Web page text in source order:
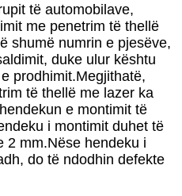
të automobilave,
me penetrim të thellë
shumë numrin e pjesëve,
duke ulur kështu
prodhimit.Megjithatë,
të thellë me lazer ka
e montimit të
i montimit duhet të
2 mm.Nëse hendeku i
do të ndodhin defekte